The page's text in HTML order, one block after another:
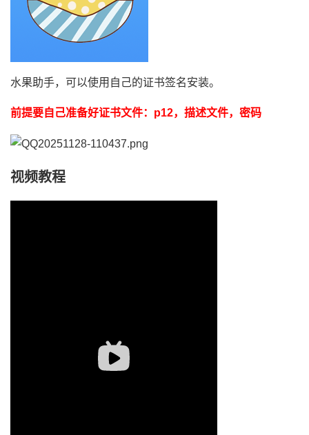
水果助手，可以使用自己的证书签名安装。
前提要自己准备好证书文件：p12，描述文件，密码
视频教程